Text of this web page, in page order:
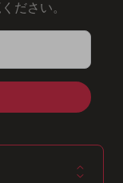
ださい。